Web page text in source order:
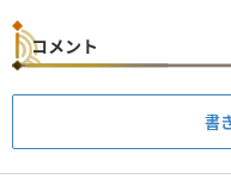
コメント
書